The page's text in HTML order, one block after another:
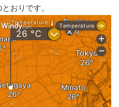
おりです。